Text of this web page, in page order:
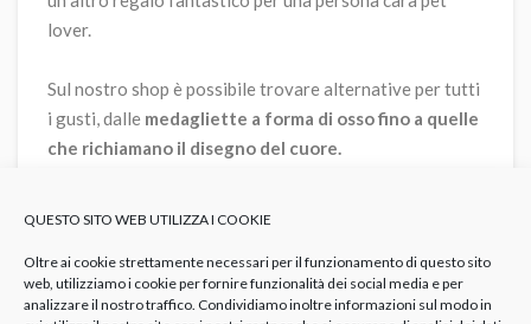
QUESTO SITO WEB UTILIZZA I COOKIE
Oltre ai cookie strettamente necessari per il funzionamento di questo sito
web, utilizziamo i cookie per fornire funzionalità dei social media e per
analizzare il nostro traffico. Condividiamo inoltre informazioni sul modo in
lover.
Sul nostro shop è possibile trovare alternative per tutti
i gusti, dalle medagliette a forma di osso fino a quelle
che richiamano il disegno del cuore.
MYFAMILY MYFAMILY
< >